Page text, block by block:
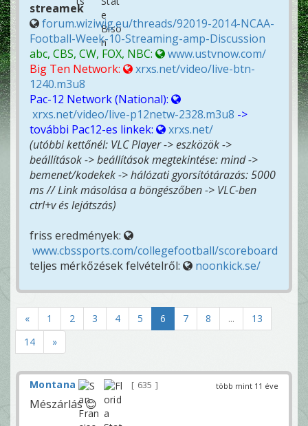
streamek
forum.wiziwig.eu/threads/92019-2014-NCAA-
Football-Week-10-Streaming-amp-Discussion
abc, CBS, CW, FOX, NBC:
www.ustvnow.com/
Big Ten Network:
xrxs.net/video/live-btn-
1240.m3u8
Pac-12 Network (National):
xrxs.net/video/live-p12netw-2328.m3u8 ->
további Pac12-es linkek:
xrxs.net/
(utóbbi kettőnél: VLC Player -> eszközök ->
beállítások -> beállítások megtekintése: mind ->
bemenet/kodekek -> hálózati gyorsítótárazás: 5000
ms // Link másolása a böngészőben -> VLC-ben
ctrl+v és lejátszás)
friss eredmények:
www.cbssports.com/collegefootball/scoreboard
teljes mérkőzések felvételről:
noonkick.se/
« 1 2 3 4 5 6 7 8 ...
13
14
»
több mint 11 éve
Montana 635
Mészárlás 😊